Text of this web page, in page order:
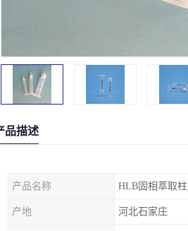
品描述
产品名称 HLB固相萃取柱
产地 河北石家庄